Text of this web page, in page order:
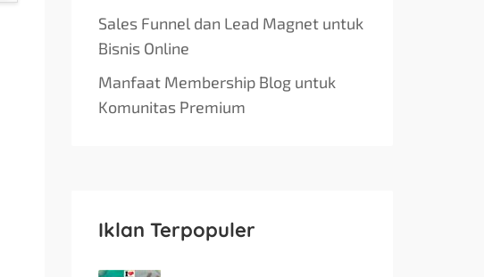
Sales Funnel dan Lead Magnet untuk
Bisnis Online
Manfaat Membership Blog untuk
Komunitas Premium
Iklan Terpopuler